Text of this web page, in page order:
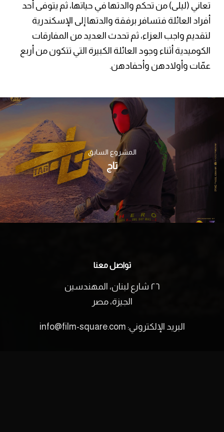
تعاني (ليلى) من تحكم والدتها في حياتها، ثم يتوفى أحد
أفراد العائلة فتسافر برفقة والدتها إلى الإسكندرية
لتقديم واجب العزاء، ثم تحدث العديد من المفارقات
الكوميدية أثناء وجود العائلة الكبيرة التي تتكون من أربع
عمّات وأولادهن وأحفادهن.
المشروع السابق
تاج
تواصل معنا
٢٦ شارع لبنان، المهندسين
الجيزة، مصر
البريد الإلكتروني: info@film-square.com